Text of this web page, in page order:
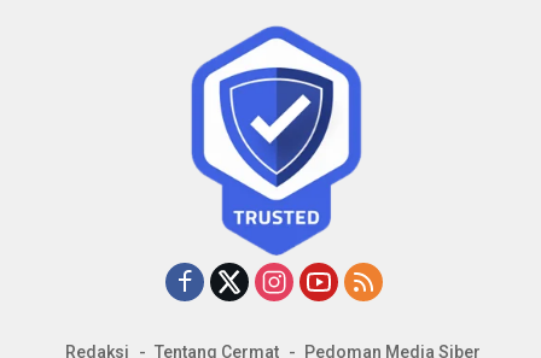
Redaksi Tentang Cermat Pedoman Media Siber